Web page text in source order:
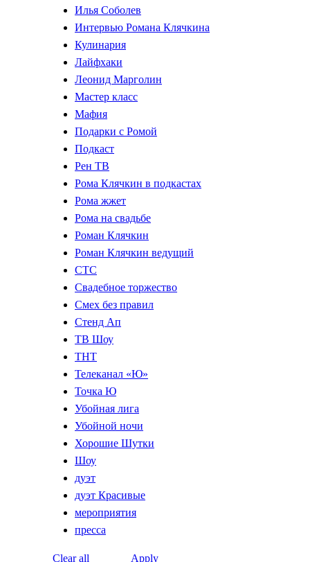
Илья Соболев
Интервью Романа Клячкина
Кулинария
Лайфхаки
Леонид Марголин
Мастер класс
Мафия
Подарки с Ромой
Подкаст
Рен ТВ
Рома Клячкин в подкастах
Рома жжет
Рома на свадьбе
Роман Клячкин
Роман Клячкин ведущий
СТС
Свадебное торжество
Смех без правил
Стенд Ап
ТВ Шоу
ТНТ
Телеканал «Ю»
Точка Ю
Убойная лига
Убойной ночи
Хорошие Шутки
Шоу
дуэт
дуэт Красивые
мероприятия
пресса
Clear all Apply